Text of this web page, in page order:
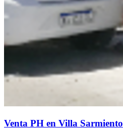
Venta PH en Villa Sarmiento